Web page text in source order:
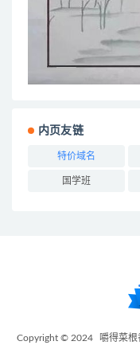
内页友链
特价域名
国学班
Copyright © 2024 嚼得菜根